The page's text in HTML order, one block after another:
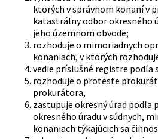
ktorých v správnom konaní v
katastrálny odbor okresného
jeho územnom obvode;
rozhoduje o mimoriadnych
konaniach, v ktorých
vedie príslušné registre podľa
rozhoduje o proteste
prokurátora,
zastupuje okresný úrad podľa
okresného úradu v súdnych,
konaniach týkajúcich sa